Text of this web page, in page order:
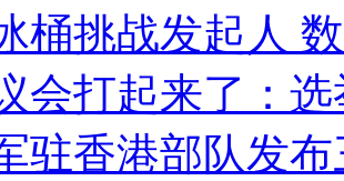
桶挑战发起人
会打起来了：
驻香港部队发